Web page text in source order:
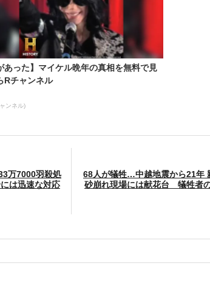
あった】マイケル晩年の真相を無料で見
Rチャンネル
ンネル)
万7000羽殺処
は迅速な対応
68人が犠牲…中越地震から21年
砂崩れ現場には献花台 犠牲者